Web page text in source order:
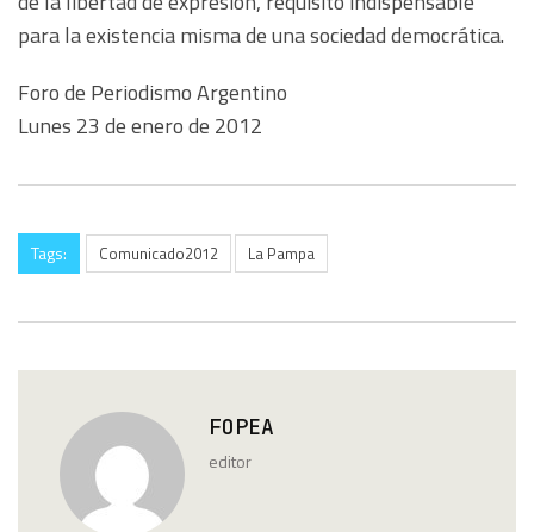
para la existencia misma de una sociedad democrática.
Foro de Periodismo Argentino
Lunes 23 de enero de 2012
Tags: Comunicado2012 La Pampa
FOPEA
editor